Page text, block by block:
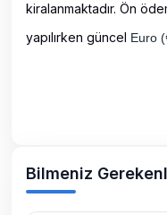
kiralanmaktadır. Ön
yapılırken güncel Euro (
Bilmeniz